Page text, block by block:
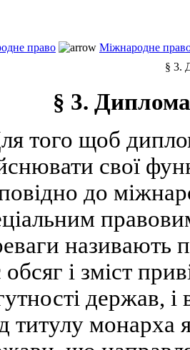
право
Міжнародне
§ 3.
§ 3.
того щоб
свої
до
називають
і зміст
держав, і
титулу